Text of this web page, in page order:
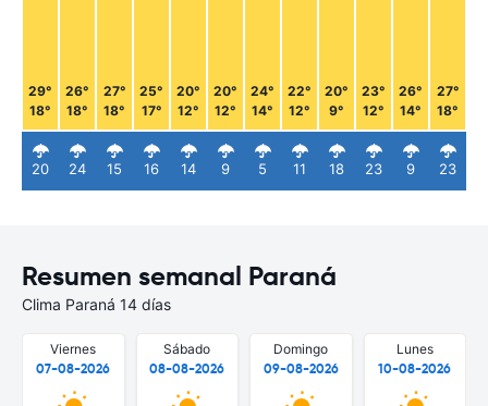
29°
18°
20
26°
18°
24
27°
18°
15
25°
17°
16
20°
12°
14
20°
12°
9
24°
14°
5
22°
12°
11
20°
9°
18
23°
12°
23
26°
14°
9
27°
18°
23
Resumen semanal Paraná
Clima Paraná 14 días
Viernes
07-08-2026
Sábado
08-08-2026
Domingo
09-08-2026
Lunes
10-08-2026